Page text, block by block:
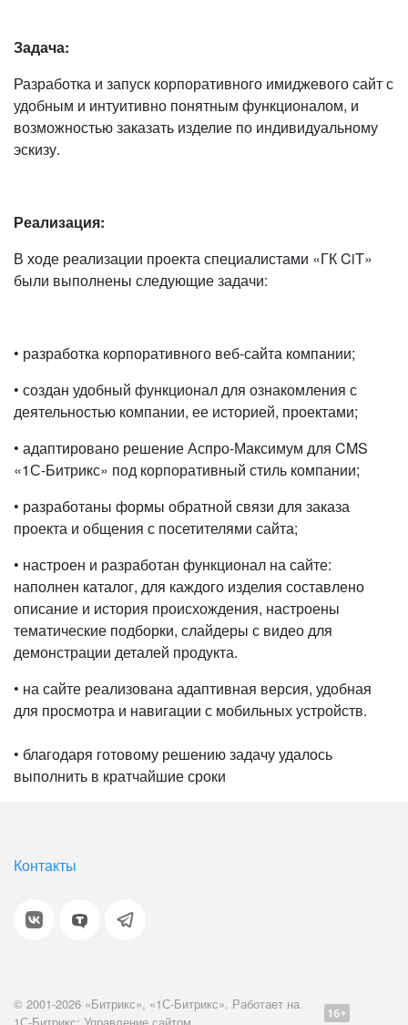
Задача:
Разработка и запуск корпоративного имиджевого сайт с
удобным и интуитивно понятным функционалом, и
возможностью заказать изделие по индивидуальному
эскизу.
Реализация:
В ходе реализации проекта специалистами «ГК CiT»
были выполнены следующие задачи:
• разработка корпоративного веб-сайта компании;
• создан удобный функционал для ознакомления с
деятельностью компании, ее историей, проектами;
• адаптировано решение Аспро-Максимум для CMS
«1С-Битрикс» под корпоративный стиль компании;
• разработаны формы обратной связи для заказа
проекта и общения с посетителями сайта;
• настроен и разработан функционал на сайте:
наполнен каталог, для каждого изделия составлено
описание и история происхождения, настроены
тематические подборки, слайдеры с видео для
демонстрации деталей продукта.
• на сайте реализована адаптивная версия, удобная
для просмотра и навигации с мобильных устройств.
• благодаря готовому решению задачу удалось
выполнить в кратчайшие сроки
Контакты
© 2001-2026 «Битрикс», «1С-Битрикс». Работает на